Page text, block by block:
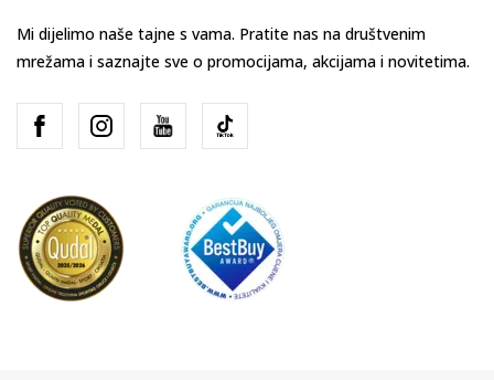
Mi dijelimo naše tajne s vama. Pratite nas na društvenim
mrežama i saznajte sve o promocijama, akcijama i novitetima.